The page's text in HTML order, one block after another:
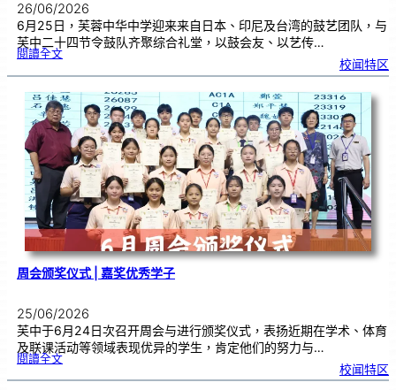
26/06/2026
6月25日，芙蓉中华中学迎来来自日本、印尼及台湾的鼓艺团队，与
芙中二十四节令鼓队齐聚综合礼堂，以鼓会友、以艺传…
閱讀全文:四
队
台
演
出
！
马
日
印
台
在
芙
中
大
舞
台
以
鼓
交
流
校闻特区
周会颁奖仪式 | 嘉奖优秀学子
25/06/2026
芙中于6月24日次召开周会与进行颁奖仪式，表扬近期在学术、体育
及联课活动等领域表现优异的学生，肯定他们的努力与…
閱讀全文:周
奖
校闻特区